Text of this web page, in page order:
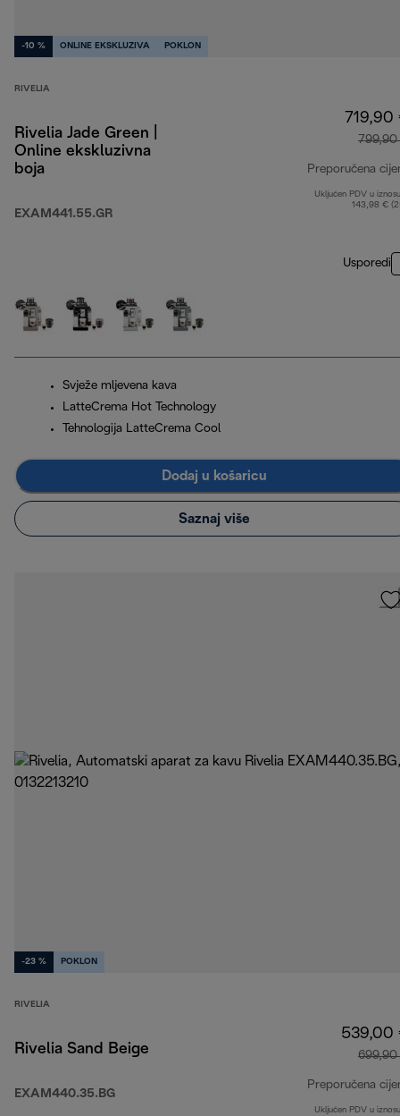
-10 % ONLINE EKSKLUZIVA POKLON
RIVELIA
Rivelia Jade Green |
Online ekskluzivna
boja
EXAM441.55.GR
719,90
Preporučena
Uključen PDV u
143,98 €
Usporedi
Svježe mljevena kava
LatteCrema Hot Technology
Tehnologija LatteCrema Cool
Dodaj u košaricu
Saznaj više
-23 % POKLON
RIVELIA
Rivelia Sand Beige
EXAM440.35.BG
539,00
Preporučena
Uključen PDV u